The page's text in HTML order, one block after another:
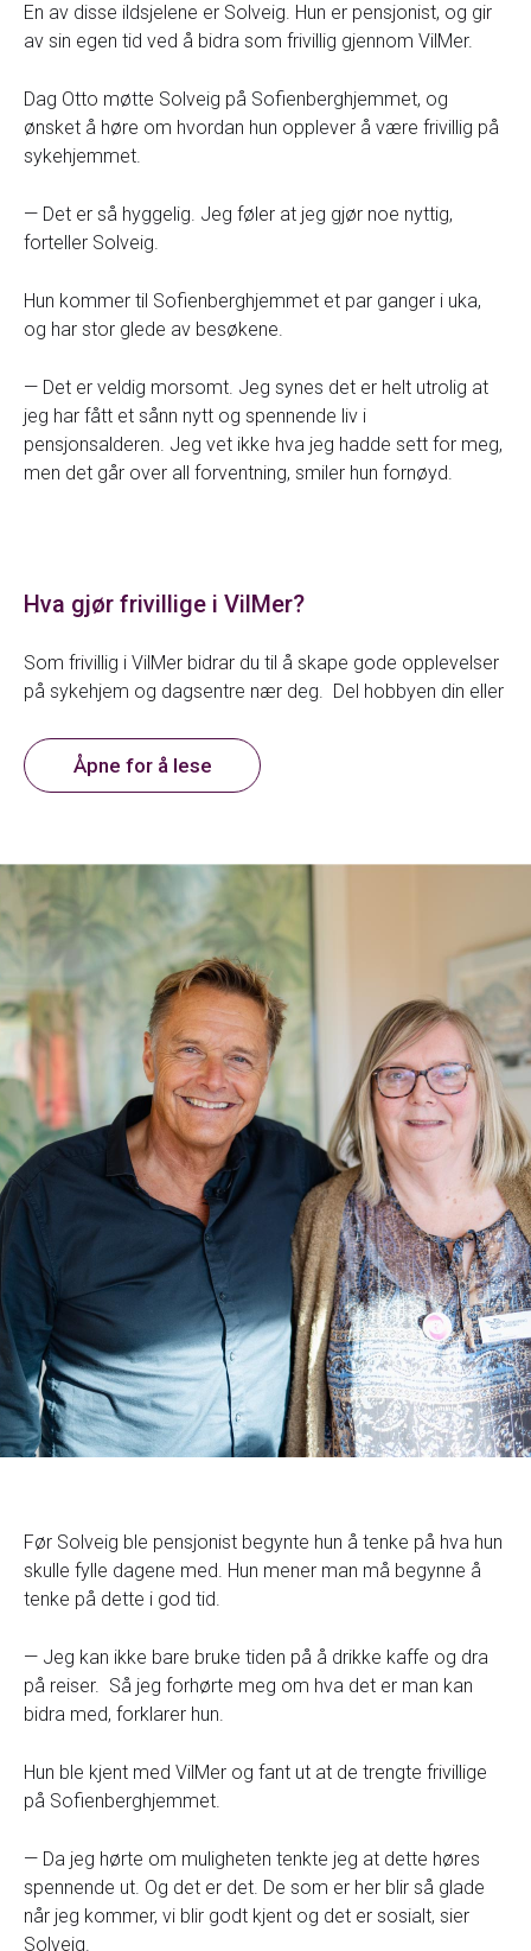
En av disse ildsjelene er Solveig. Hun er pensjonist, og gir
av sin egen tid ved å bidra som frivillig gjennom VilMer.
Dag Otto møtte Solveig på Sofienberghjemmet, og
ønsket å høre om hvordan hun opplever å være frivillig på
sykehjemmet.
— Det er så hyggelig. Jeg føler at jeg gjør noe nyttig,
forteller Solveig.
Hun kommer til Sofienberghjemmet et par ganger i uka,
og har stor glede av besøkene.
— Det er veldig morsomt. Jeg synes det er helt utrolig at
jeg har fått et sånn nytt og spennende liv i
pensjonsalderen. Jeg vet ikke hva jeg hadde sett for meg,
men det går over all forventning, smiler hun fornøyd.
Hva gjør frivillige i VilMer?
Som frivillig i VilMer bidrar du til å skape gode opplevelser
på sykehjem og dagsentre nær deg. Del hobbyen din eller
dyrebesøk
musikk og sang
bakst og annet spiselig
håndarbeidsstund
lesestund
kjøretur
sosialt samvær
og mye mer
Vår filosofi er "mange bekker små gjør en stor å", og vi
forsøker å senke terskelen for å bidra med gode øyeblikk
for eldre.
Aktiviteter avtales enten ved at helsepersonell sender en
melding og avtaler med den frivillige gjennom vilmer.no,
eller at VilMer gjør avtalen på vegne av omsorgstjenesten.
Åpne for å lese
Før Solveig ble pensjonist begynte hun å tenke på hva hun
skulle fylle dagene med. Hun mener man må begynne å
tenke på dette i god tid.
— Jeg kan ikke bare bruke tiden på å drikke kaffe og dra
på reiser. Så jeg forhørte meg om hva det er man kan
bidra med, forklarer hun.
Hun ble kjent med VilMer og fant ut at de trengte frivillige
på Sofienberghjemmet.
— Da jeg hørte om muligheten tenkte jeg at dette høres
spennende ut. Og det er det. De som er her blir så glade
når jeg kommer, vi blir godt kjent og det er sosialt, sier
Solveig.